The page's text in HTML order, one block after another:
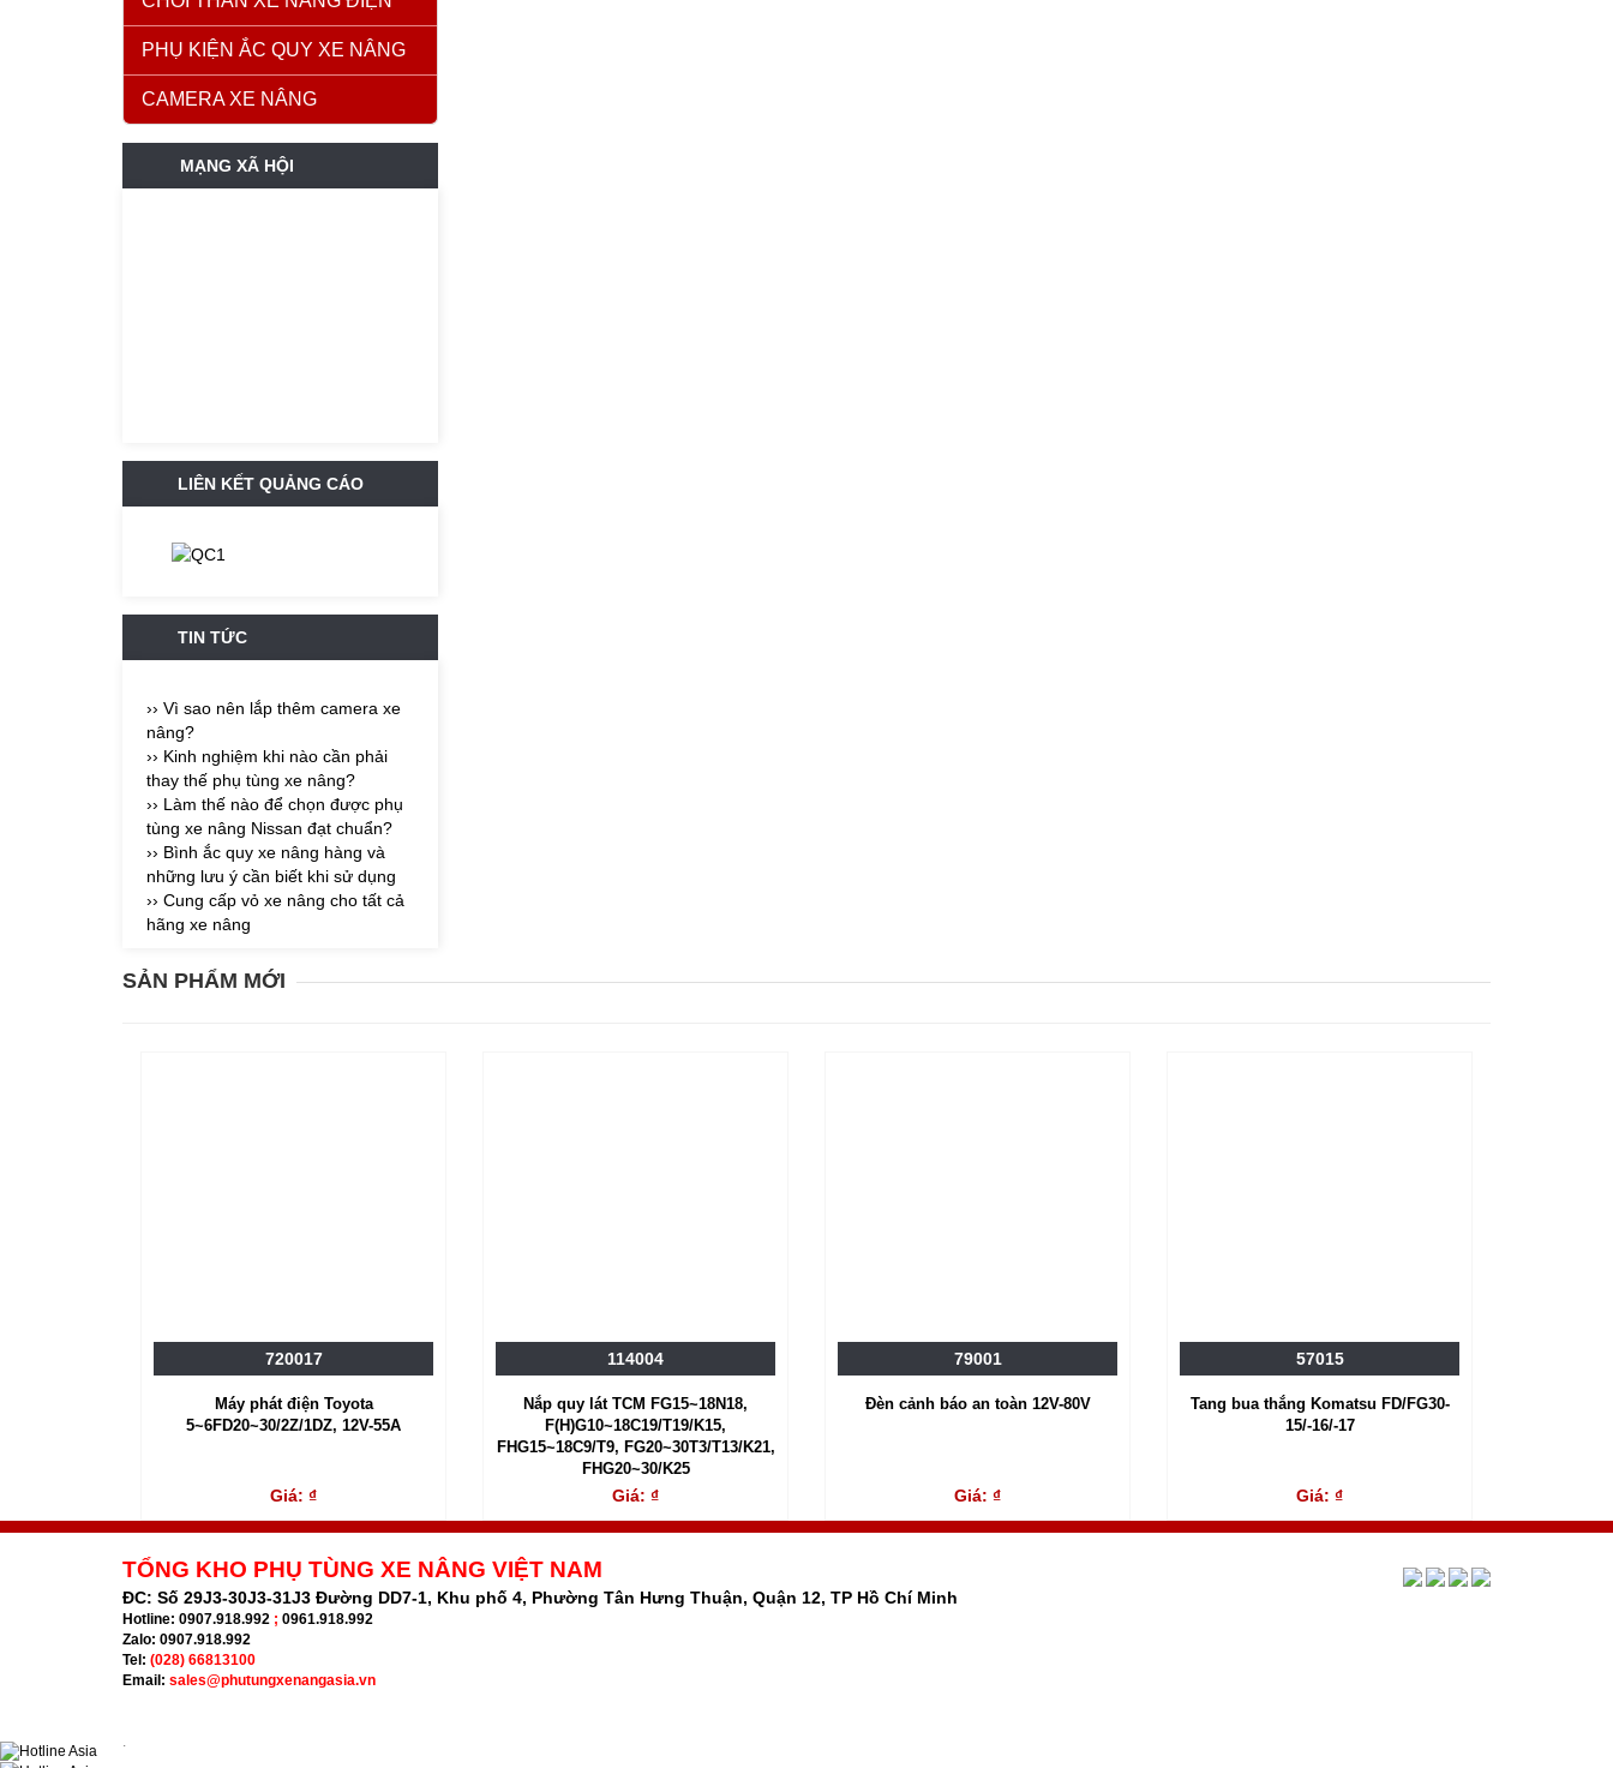
PHỤ KIỆN ẮC QUY XE NÂNG
CAMERA XE NÂNG
MẠNG XÃ HỘI
LIÊN KẾT QUẢNG CÁO
TIN TỨC
›› Vì sao nên lắp thêm camera xe
nâng?
›› Kinh nghiệm khi nào cần phải
thay thế phụ tùng xe nâng?
›› Làm thế nào để chọn được phụ
tùng xe nâng Nissan đạt chuẩn?
›› Bình ắc quy xe nâng hàng và
những lưu ý cần biết khi sử dụng
›› Cung cấp vỏ xe nâng cho tất cả
hãng xe nâng
SẢN PHẨM MỚI
720017
Máy phát điện Toyota
5~6FD20~30/2Z/1DZ, 12V-55A
Giá: ₫
114004
Nắp quy lát TCM FG15~18N18,
F(H)G10~18C19/T19/K15,
FHG15~18C9/T9, FG20~30T3/T13/K21,
FHG20~30/K25
Giá: ₫
79001
Đèn cảnh báo an toàn 12V-80V
Giá: ₫
57015
Tang bua thắng Komatsu FD/FG30-
15/-16/-17
Giá: ₫
TỔNG KHO PHỤ TÙNG XE NÂNG VIỆT NAM
ĐC: Số 29J3-30J3-31J3 Đường DD7-1, Khu phố 4, Phường Tân Hưng Thuận, Quận 12, TP Hồ Chí Minh
Hotline: 0907.918.992 ; 0961.918.992
Zalo: 0907.918.992
Tel: (028) 66813100
Email: sales@phutungxenangasia.vn
.